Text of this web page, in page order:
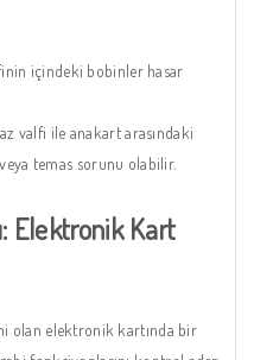
içindeki bobinler hasar
valfi ile anakart arasındaki
temas sorunu olabilir.
Elektronik Kart
olan elektronik kartında bir